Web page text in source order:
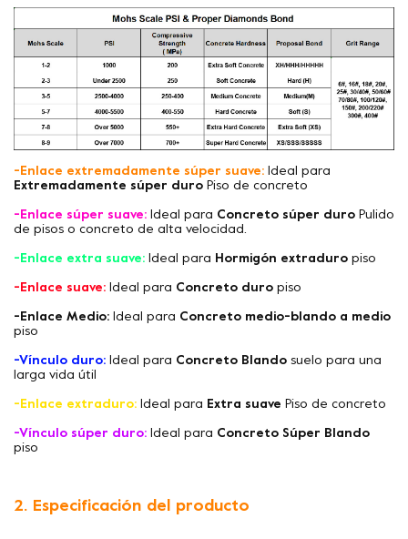
-Enlace extremadamente súper suave: Ideal para
Extremadamente súper duro Piso de concreto
-Enlace súper suave: Ideal para Concreto súper duro Pulido
de pisos o concreto de alta velocidad.
-Enlace extra suave: Ideal para Hormigón extraduro piso
-Enlace suave: Ideal para Concreto duro piso
-Enlace Medio: Ideal para Concreto medio-blando a medio
piso
-Vínculo duro: Ideal para Concreto Blando suelo para una
larga vida útil
-Enlace extraduro: Ideal para Extra suave Piso de concreto
-Vínculo súper duro: Ideal para Concreto Súper Blando
piso
2. Especificación del producto